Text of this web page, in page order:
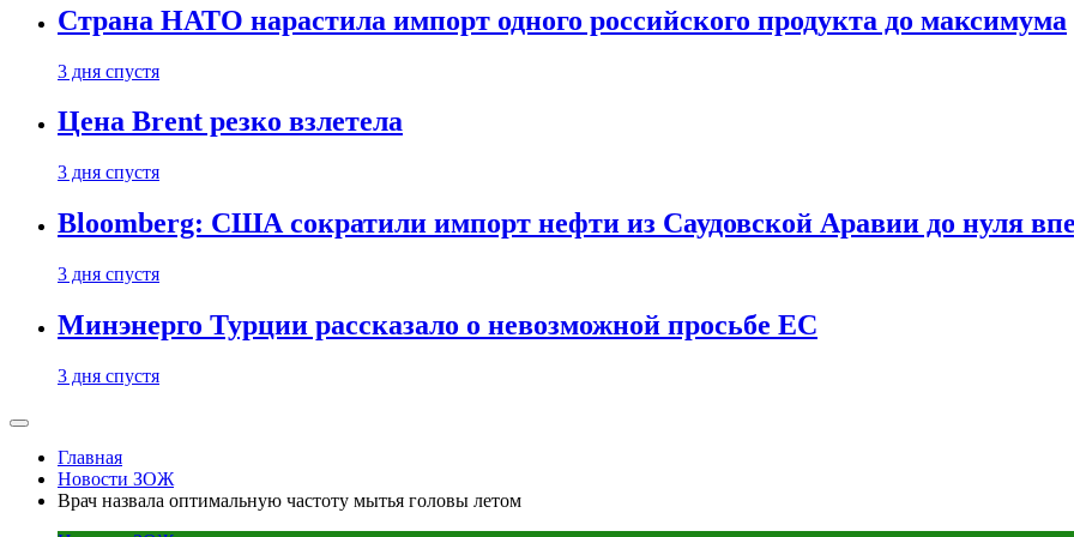
Страна НАТО нарастила импорт одного российского продукта до максимума
3 дня спустя
Цена Brent резко взлетела
3 дня спустя
Bloomberg: США сократили импорт нефти из Саудовской Аравии до нуля
3 дня спустя
Минэнерго Турции рассказало о невозможной просьбе ЕС
3 дня спустя
Главная
Новости ЗОЖ
Врач назвала оптимальную частоту мытья головы летом